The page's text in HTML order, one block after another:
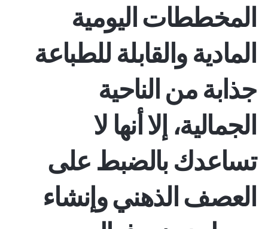
المخططات اليومية
المادية والقابلة للطباعة
جذابة من الناحية
الجمالية، إلا أنها لا
تساعدك بالضبط على
العصف الذهني وإنشاء